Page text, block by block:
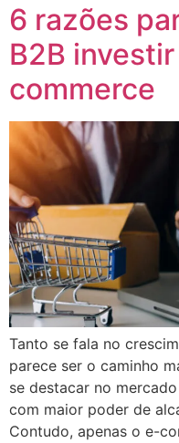
6 razões
B2B
commerce
Tanto se fala no
parece ser o caminho
se destacar no
com maior poder de
Contudo, apenas o e-